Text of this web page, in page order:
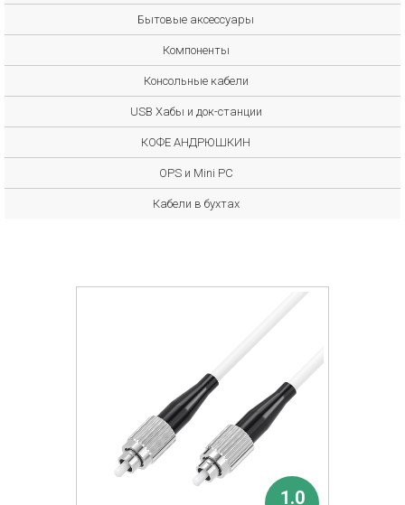
Бытовые аксессуары
Компоненты
Консольные кабели
USB Хабы и док-станции
КОФЕ АНДРЮШКИН
OPS и Mini PC
Кабели в бухтах
1.0